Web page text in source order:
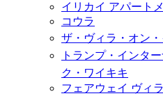
イリカイ アパート
コウラ
ザ・ヴィラ・オン
トランプ・インタ
ク・ワイキキ
フェアウェイ ヴィラ